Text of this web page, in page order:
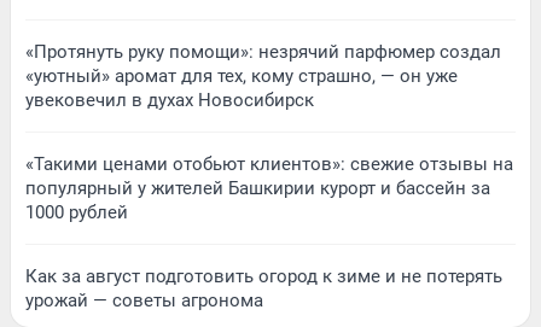
«Протянуть руку помощи»: незрячий парфюмер создал
«уютный» аромат для тех, кому страшно, — он уже
увековечил в духах Новосибирск
«Такими ценами отобьют клиентов»: свежие отзывы на
популярный у жителей Башкирии курорт и бассейн за
1000 рублей
Как за август подготовить огород к зиме и не потерять
урожай — советы агронома